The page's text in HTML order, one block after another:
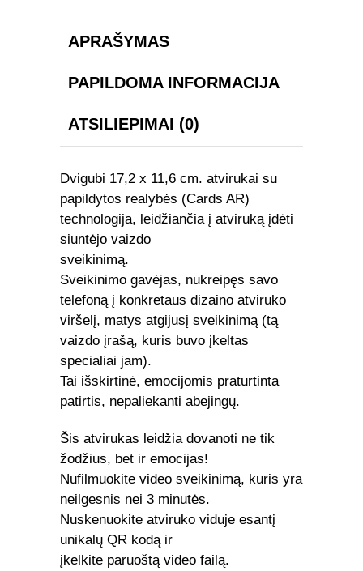
APRAŠYMAS
PAPILDOMA INFORMACIJA
ATSILIEPIMAI (0)
Dvigubi 17,2 x 11,6 cm. atvirukai su
papildytos realybės (Cards AR)
technologija, leidžiančia į atviruką įdėti
siuntėjo vaizdo
Sveikinimo gavėjas, nukreipęs savo
telefoną į konkretaus dizaino atviruko
viršelį, matys atgijusį sveikinimą (tą
vaizdo įrašą, kuris buvo įkeltas
specialiai jam).
Tai išskirtinė, emocijomis praturtinta
patirtis, nepaliekanti abejingų.
Šis atvirukas leidžia dovanoti ne tik
žodžius, bet ir emocijas!
Nufilmuokite video sveikinimą, kuris yra
neilgesnis nei 3 minutės.
Nuskenuokite atviruko viduje esantį
unikalų QR kodą ir
įkelkite paruoštą video failą.